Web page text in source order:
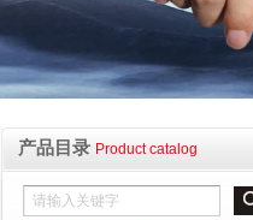
产品目录 Product catalog